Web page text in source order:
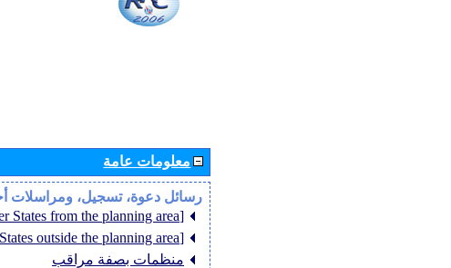
معلومات عامة
رسائل دعوة، تسجيل، ومراسلات
[Member States from the planning area]
[Member States outside the planning area]
منظمات بصفة مراقب